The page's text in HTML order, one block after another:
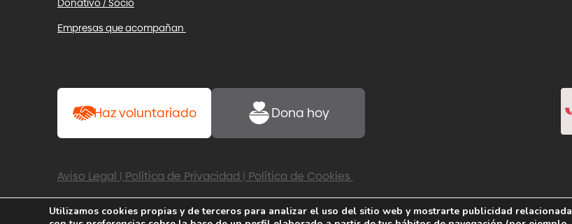
Donativo / Socio
Empresas que acompañan
Haz voluntariado Dona hoy
Aviso Legal | Política de Privacidad | Política de Cookies
Utilizamos cookies propias y de terceros para analizar el uso del sitio web y mostrarte publicidad relacionada